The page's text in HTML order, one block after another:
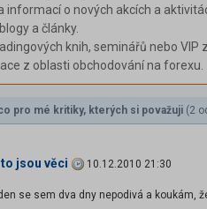
informací o nových akcích a
a články.
knih, seminářů nebo VIP
z oblasti obchodování na forexu.
pro mé kritiky, kterých si považuji (2
to jsou věci 10.12.2010 21:30
se sem dva dny nepodivá a koukám,